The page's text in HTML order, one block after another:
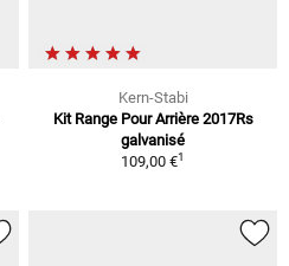
Kern-Stabi
Kit Range Pour Arrière 2017Rs
galvanisé
109,00 €1